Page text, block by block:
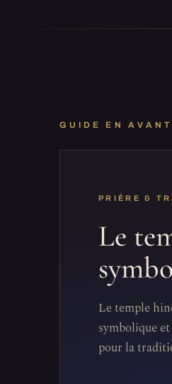
GUIDE EN AVANT
PRIÈRE &
Le
Le temple
symbolique
pour la